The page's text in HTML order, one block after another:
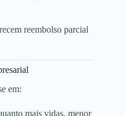
reembolso parcial
em:
mais vidas, menor